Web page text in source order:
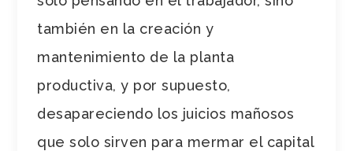
también en la creación y
mantenimiento de la planta
productiva, y por supuesto,
desapareciendo los juicios mañosos
que solo sirven para mermar el capital